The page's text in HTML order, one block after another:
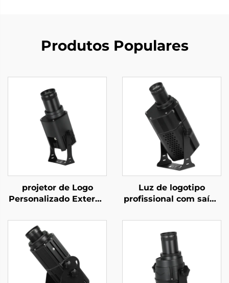
Produtos Populares
projetor de Logo
Personalizado Externo
Rotativa IP67 à Prova
d'Água com Controle
Remoto para
Publicidade e
Branding
Luz de logotipo
profissional com saída
rotação estável e
proteção impermeável
aprimorada.